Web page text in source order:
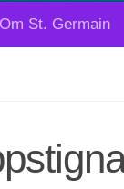
Om St. Germain